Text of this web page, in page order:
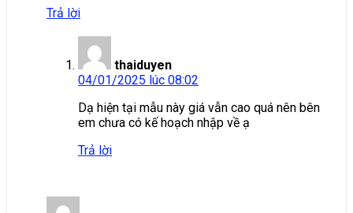
Trả lời
thaiduyen
04/01/2025 lúc 08:02
Dạ hiện tại mẫu này giá vẫn cao quá nên bên
em chưa có kế hoạch nhập về ạ
Trả lời